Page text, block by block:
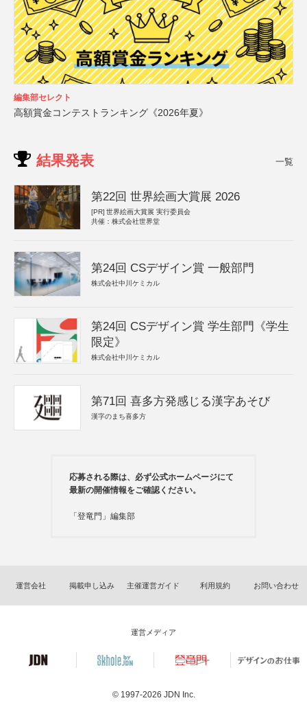
編集部セレクト
高額賞金コンテストランキング《2026年夏》
結果発表 一覧
第22回 世界絵画大賞展 2026
[PR] 世界絵画大賞展 実行委員会
共催：株式会社世界堂
第24回 CSデザイン賞 一般部門
株式会社中川ケミカル
第24回 CSデザイン賞 学生部門《学生
限定》
株式会社中川ケミカル
第71回 喜多方発感じる漢字あそび
漢字のまち喜多方
応募される際は、必ず公式ホームページにて
最新の開催情報をご確認ください。
「登竜門」編集部
運営会社 掲載申し込み 主催運営ガイド 利用規約 お問い合わせ
運営メディア
© 1997-2026 JDN Inc.